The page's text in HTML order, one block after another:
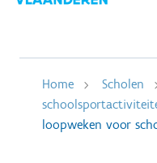
Home Scholen
loopweken voor